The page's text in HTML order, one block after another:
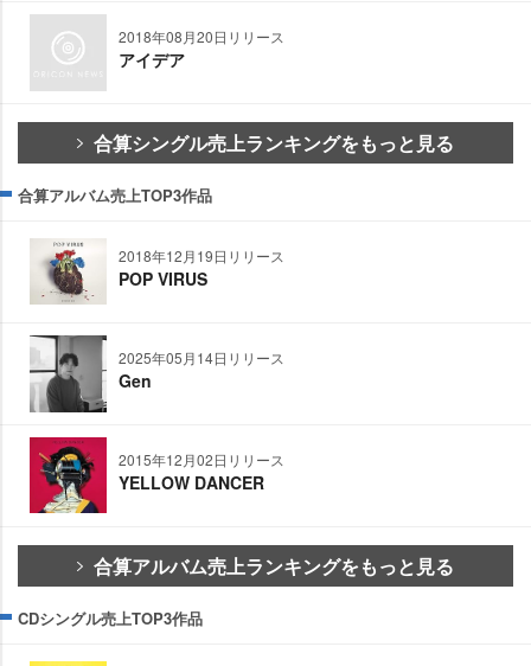
2018年08月20日リリース
アイデア
合算シングル売上ランキングをもっと見る
合算アルバム売上TOP3作品
2018年12月19日リリース
POP VIRUS
2025年05月14日リリース
Gen
2015年12月02日リリース
YELLOW DANCER
合算アルバム売上ランキングをもっと見る
CDシングル売上TOP3作品